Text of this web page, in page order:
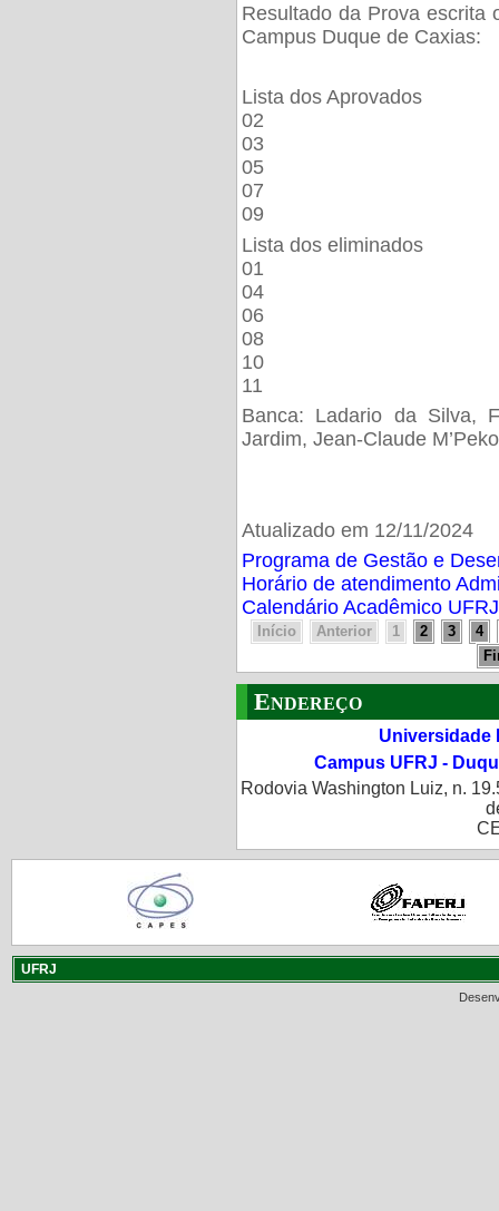
Resultado da Prova escrita
Campus Duque de Caxias:
Lista dos Aprovados
02
03
05
07
09
Lista dos eliminados
01
04
06
08
10
11
Banca: Ladario da Silva,
Jardim, Jean-Claude M’Peko
Atualizado em 12/11/2024
Programa de Gestão e
Horário de atendimento
Calendário Acadêmico
Início Anterior 1 2 3
4
Endereço
Universidade
Campus UFRJ -
Rodovia Washington Luiz, n.
UFRJ